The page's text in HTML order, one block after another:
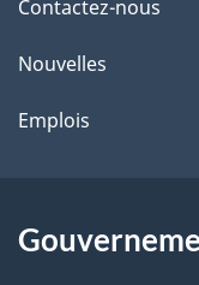
l
s
d
l
de
ce
site
Contactez-nous
Nouvelles
Emplois